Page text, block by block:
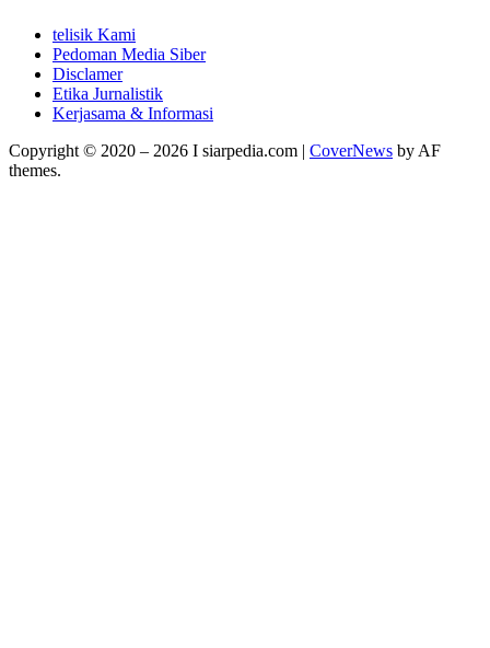
telisik Kami
Pedoman Media Siber
Disclamer
Etika Jurnalistik
Kerjasama & Informasi
Copyright © 2020 – 2026 I siarpedia.com | CoverNews by AF
themes.